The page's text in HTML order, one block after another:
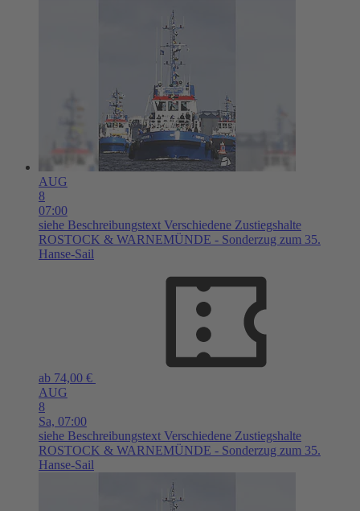
AUG
8
07:00
siehe Beschreibungstext Verschiedene Zustiegshalte
ROSTOCK & WARNEMÜNDE - Sonderzug zum 35.
Hanse-Sail
ab 74,00 €
AUG
8
Sa, 07:00
siehe Beschreibungstext Verschiedene Zustiegshalte
ROSTOCK & WARNEMÜNDE - Sonderzug zum 35.
Hanse-Sail